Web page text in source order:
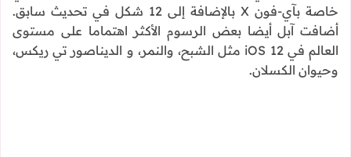
خاصة بآي-فون X بالإضافة إلى 12 شكل في تحديث سابق.
أضافت آبل أيضا بعض الرسوم الأكثر اهتماما على مستوى
العالم في iOS 12 مثل الشبح، والنمر، و الديناصور تي ريكس،
وحيوان الكسلان.